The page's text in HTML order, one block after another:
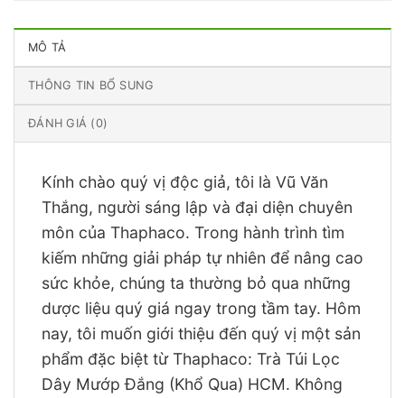
MÔ TẢ
THÔNG TIN BỔ SUNG
ĐÁNH GIÁ (0)
Kính chào quý vị độc giả, tôi là Vũ Văn
Thắng, người sáng lập và đại diện chuyên
môn của Thaphaco. Trong hành trình tìm
kiếm những giải pháp tự nhiên để nâng cao
sức khỏe, chúng ta thường bỏ qua những
dược liệu quý giá ngay trong tầm tay. Hôm
nay, tôi muốn giới thiệu đến quý vị một sản
phẩm đặc biệt từ Thaphaco: Trà Túi Lọc
Dây Mướp Đắng (Khổ Qua) HCM. Không